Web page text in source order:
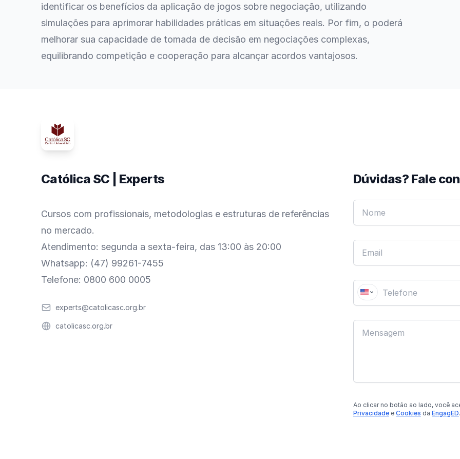
identificar os benefícios da aplicação de jogos sobre negociação, utilizando
simulações para aprimorar habilidades práticas em situações reais. Por fim, o poderá
melhorar sua capacidade de tomada de decisão em negociações complexas,
equilibrando competição e cooperação para alcançar acordos vantajosos.
Católica SC | Experts
Cursos com profissionais, metodologias e estruturas de referências
no mercado.
Atendimento: segunda a sexta-feira, das 13:00 às 20:00
Whatsapp: (47) 99261-7455
Telefone: 0800 600 0005
Emailexperts@catolicasc.org.br
Websitecatolicasc.org.br
Dúvidas? Fale
Ao clicar no botão ao lado, você
Privacidade e Cookies da EngagED.